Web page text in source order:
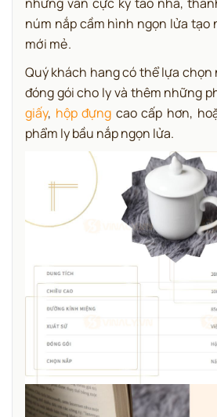
núm nắp cầm hình ngọn lửa tạo
mới mẻ.
Quý khách hang có thể lựa
đóng gói cho ly và thêm những
giấy, hộp đựng cao cấp hơn,
phẩm ly bầu nắp ngọn lửa.